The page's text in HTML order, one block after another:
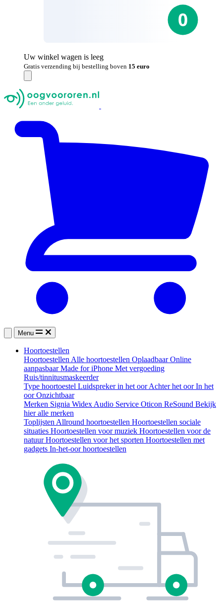
Uw winkel wagen is leeg
Gratis verzending bij bestelling boven 15 euro
Menu
Hoortoestellen
HoortoestellenAlle hoortoestellen OplaadbaarOnline
aanpasbaarMade for iPhone Met vergoeding
Ruis/tinnitusmaskeerder
Type hoortoestel Luidspreker in het oorAchter het oorIn het
oorOnzichtbaar
Merken Signia WidexAudio Service Oticon ReSound Bekijk
hier alle merken
ToplijstenAllround hoortoestellen Hoortoestellen sociale
situaties Hoortoestellen voor muziek Hoortoestellen voor de
natuurHoortoestellen voor het sporten Hoortoestellen met
gadgets In-het-oor hoortoestellen